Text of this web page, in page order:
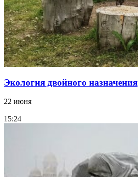
Экология двойного назначения
22 июня
15:24